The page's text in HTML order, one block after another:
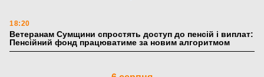
18:20
Ветеранам Сумщини спростять доступ до пенсій і виплат:
Пенсійний фонд працюватиме за новим алгоритмом